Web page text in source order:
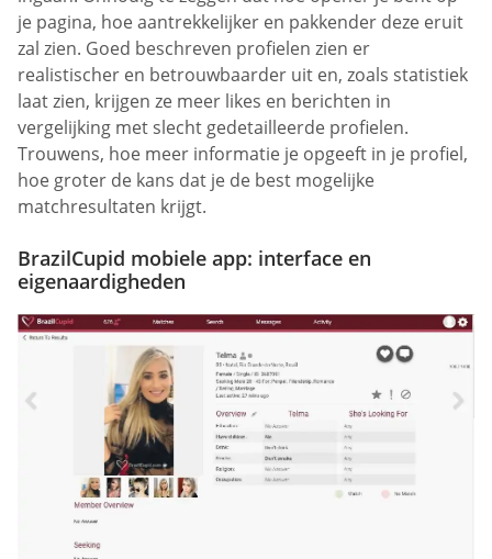
je pagina, hoe aantrekkelijker en pakkender deze eruit
zal zien. Goed beschreven profielen zien er
realistischer en betrouwbaarder uit en, zoals statistiek
laat zien, krijgen ze meer likes en berichten in
vergelijking met slecht gedetailleerde profielen.
Trouwens, hoe meer informatie je opgeeft in je profiel,
hoe groter de kans dat je de best mogelijke
matchresultaten krijgt.
BrazilCupid mobiele app: interface en
eigenaardigheden